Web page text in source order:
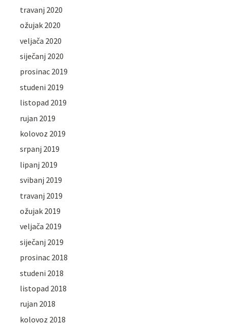
travanj 2020
ožujak 2020
veljača 2020
siječanj 2020
prosinac 2019
studeni 2019
listopad 2019
rujan 2019
kolovoz 2019
srpanj 2019
lipanj 2019
svibanj 2019
travanj 2019
ožujak 2019
veljača 2019
siječanj 2019
prosinac 2018
studeni 2018
listopad 2018
rujan 2018
kolovoz 2018